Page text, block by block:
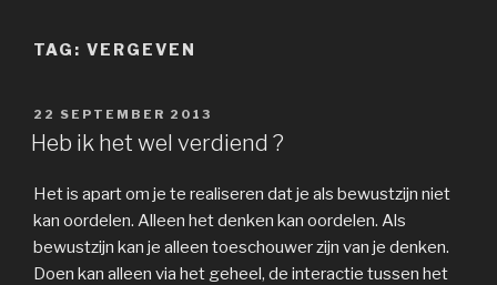
TAG: VERGEVEN
GEPLAATST
OP
22 SEPTEMBER 2013
Heb ik het wel verdiend ?
Het is apart om je te realiseren dat je als bewustzijn niet
kan oordelen. Alleen het denken kan oordelen. Als
bewustzijn kan je alleen toeschouwer zijn van je denken.
Doen kan alleen via het geheel, de interactie tussen het